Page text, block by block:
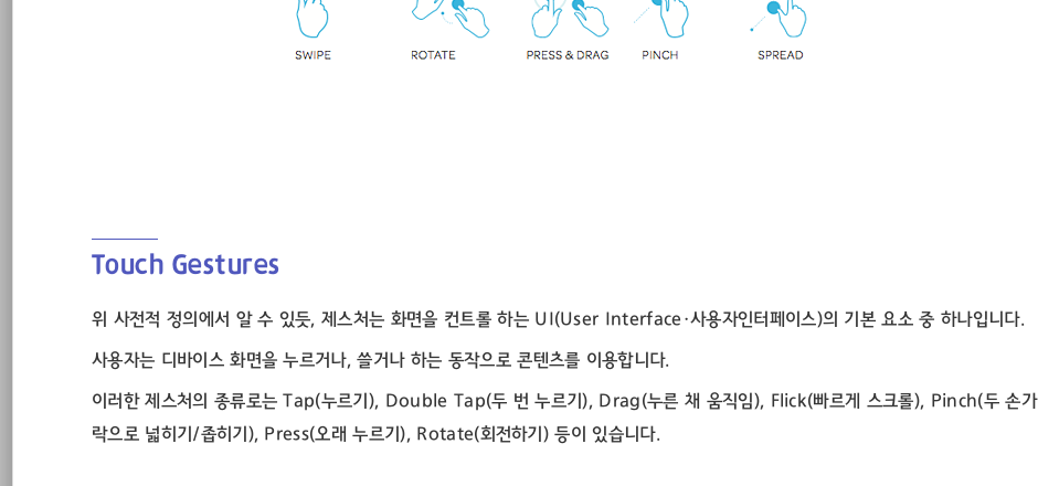
Touch Gestures
위 사전적 정의에서 알 수 있듯, 제스처는 화면을 컨트롤 하는 UI(User Interface・사용자인터페이스)의 기본 요소 중 하나입니다.
사용자는 디바이스 화면을 누르거나, 쓸거나 하는 동작으로 콘텐츠를 이용합니다.
이러한 제스처의 종류로는 Tap(누르기), Double Tap(두 번 누르기), Drag(누른 채 움직임), Flick(빠르게 스크롤), Pinch(두 손가
락으로 넓히기/좁히기), Press(오래 누르기), Rotate(회전하기) 등이 있습니다.